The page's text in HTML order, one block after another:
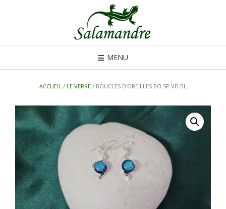
MENU
ACCUEIL / LE VERRE / BOUCLES D’OREILLES BO SP VD BL